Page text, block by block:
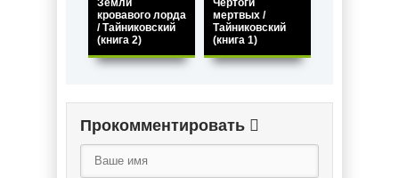
Земли
кровавого лорда
/ Тайниковский
(книга 2)
Чертоги
мертвых /
Тайниковский
(книга 1)
Прокомментировать